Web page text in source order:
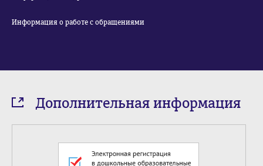
Информация о работе с обращениями
Дополнительная информация